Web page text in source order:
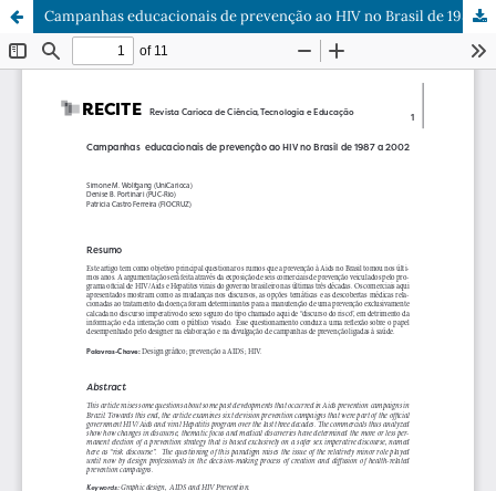
Campanhas educacionais de prevenção ao HIV no Brasil de 1987 a 2002